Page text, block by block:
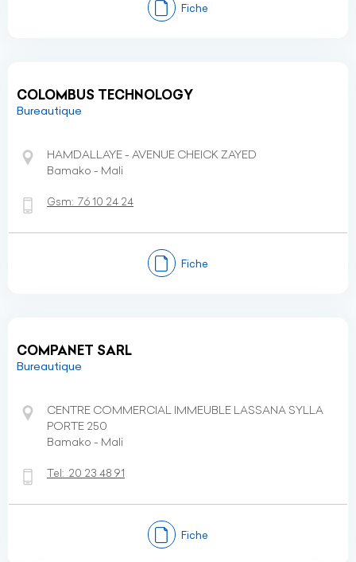
Fiche
COLOMBUS TECHNOLOGY
Bureautique
HAMDALLAYE - AVENUE CHEICK ZAYED
Bamako - Mali
Gsm: 76 10 24 24
Fiche
COMPANET SARL
Bureautique
CENTRE COMMERCIAL IMMEUBLE LASSANA SYLLA
PORTE 250
Bamako - Mali
Tel: 20 23 48 91
Fiche